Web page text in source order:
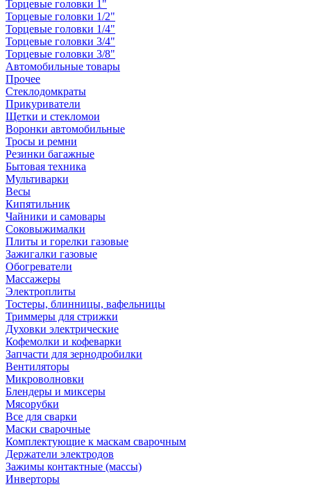
Торцевые головки 1"
Торцевые головки 1/2"
Торцевые головки 1/4"
Торцевые головки 3/4"
Торцевые головки 3/8"
Автомобильные товары
Прочее
Стеклодомкраты
Прикуриватели
Щетки и стекломои
Воронки автомобильные
Тросы и ремни
Резинки багажные
Бытовая техника
Мультиварки
Весы
Кипятильник
Чайники и самовары
Соковыжималки
Плиты и горелки газовые
Зажигалки газовые
Обогреватели
Массажеры
Электроплиты
Тостеры, блинницы, вафельницы
Триммеры для стрижки
Духовки электрические
Кофемолки и кофеварки
Запчасти для зернодробилки
Вентиляторы
Микроволновки
Блендеры и миксеры
Мясорубки
Все для сварки
Маски сварочные
Комплектующие к маскам сварочным
Держатели электродов
Зажимы контактные (массы)
Инверторы